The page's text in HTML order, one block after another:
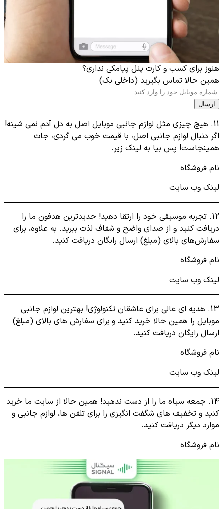
هنوز برای کسب و کارت پنل پیامکی نداری؟
همین حالا تماس بگیرید (داخلی یک)
ارسال
11. هیچ چیزی مثل لوازم جانبی موبایل اصل به دل آدم نمی شینه!
اگر دنبال لوازم جانبی اصل، با قیمت خوب می گردی، جات
همینجاست! پس بیا به لینک زیر.
نام فروشگاه
لینک وب سایت
12. تجربه موسیقی خود را ارتقا دهید! جدیدترین هدفون ما را
دریافت کنید و از صدای واضح و شفاف لذت ببرید. به علاوه، برای
سفارش‌های بالای (مبلغ) ارسال رایگان دریافت کنید.
نام فروشگاه
لینک وب سایت
13. هدیه ای عالی برای عاشقان تکنولوژی! بهترین لوازم جانبی
موبایل را همین حالا خرید کنید و برای سفارش های بالای (مبلغ)
ارسال رایگان دریافت کنید.
نام فروشگاه
لینک وب سایت
14. جمعه سیاه ما را از دست ندهید! همین حالا از سایت ما خرید
کنید و تخفیف های شگفت انگیزی را برای تلفن ها، لوازم جانبی و
موارد دیگر دریافت کنید.
نام فروشگاه